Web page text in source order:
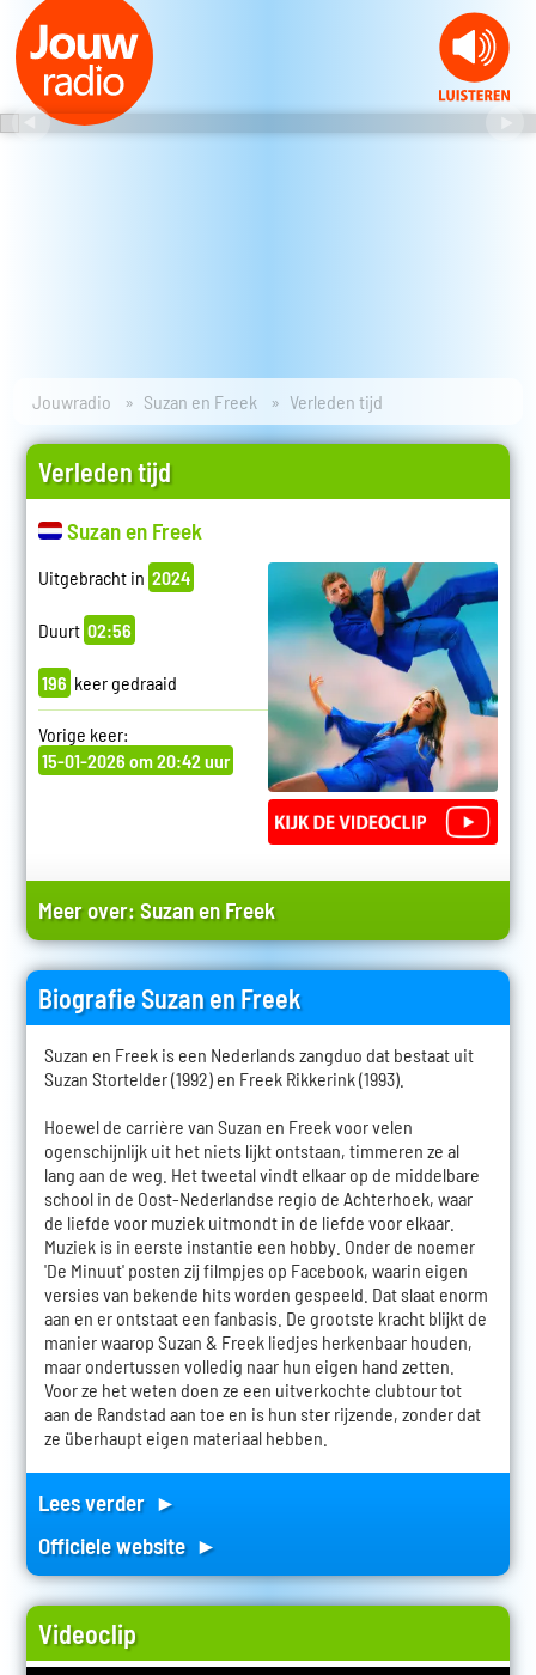
Jouwradio Suzan en Freek Verleden tijd
Verleden tijd
Suzan en Freek
Uitgebracht in 2024
Duurt 02:56
196 keer gedraaid
Vorige keer:
15-01-2026 om 20:42 uur
Meer over:Suzan en Freek
Biografie Suzan en Freek
Suzan en Freek is een Nederlands zangduo dat bestaat uit
Suzan Stortelder (1992) en Freek Rikkerink (1993).
Hoewel de carrière van Suzan en Freek voor velen
ogenschijnlijk uit het niets lijkt ontstaan, timmeren ze al
lang aan de weg. Het tweetal vindt elkaar op de middelbare
school in de Oost-Nederlandse regio de Achterhoek, waar
de liefde voor muziek uitmondt in de liefde voor elkaar.
Muziek is in eerste instantie een hobby. Onder de noemer
'De Minuut' posten zij filmpjes op Facebook, waarin eigen
versies van bekende hits worden gespeeld. Dat slaat enorm
aan en er ontstaat een fanbasis. De grootste kracht blijkt de
manier waarop Suzan & Freek liedjes herkenbaar houden,
maar ondertussen volledig naar hun eigen hand zetten.
Voor ze het weten doen ze een uitverkochte clubtour tot
aan de Randstad aan toe en is hun ster rijzende, zonder dat
ze überhaupt eigen materiaal hebben.
Lees verder ►
Officiele website ►
Videoclip